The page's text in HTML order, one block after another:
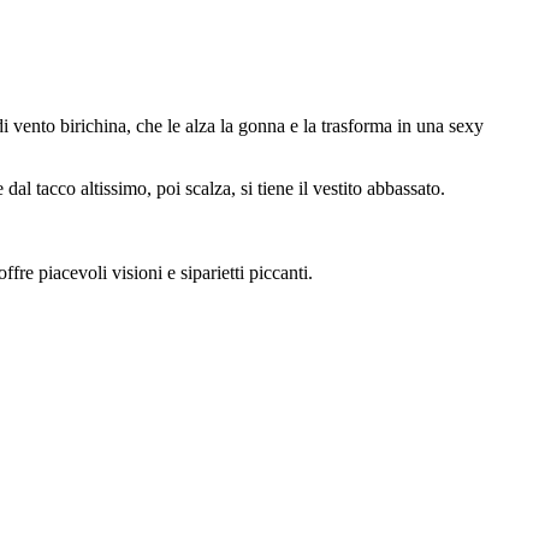
birichina, che le alza la gonna e la trasforma in una sexy
tacco altissimo, poi scalza, si tiene il vestito abbassato.
piacevoli visioni e siparietti piccanti.